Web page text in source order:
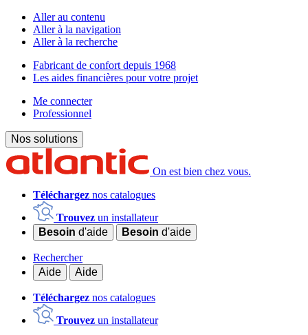
Aller au contenu
Aller à la navigation
Aller à la recherche
Fabricant de confort depuis 1968
Les aides financières pour votre projet
Me connecter
Professionnel
Nos solutions
On est bien chez vous.
Téléchargez nos catalogues
Trouvez un installateur
Besoin d'aide Besoin d'aide
Rechercher
Aide
Aide
Téléchargez nos catalogues
Trouvez un installateur